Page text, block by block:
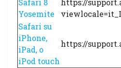
Safari 8
Yosemite
https://
Safari su
iPhone,
iPad, o
iPod touch
https://